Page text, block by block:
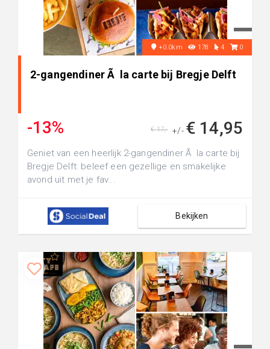
+0.0km 178 4 0
2-gangendiner Ã la carte bij Bregje Delft
-13% +/- € 14,95
€ 17,-
Geniet van een heerlijk 2-gangendiner Ã la carte bij
Bregje Delft: beleef een gezellige en smakelijke
avond uit met je fav...
Bekijken